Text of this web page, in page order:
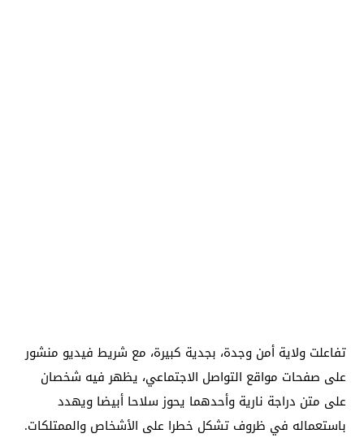
تفاعلت ولاية أمن وجدة، بجدية كبيرة، مع شريط فيديو منشور
على صفحات مواقع التواصل الاجتماعي، يظهر فيه شخصان
على متن دراجة نارية وأحدهما يحوز سلاحا أبيضا ويهدد
باستعماله في ظروف تشكل خطرا على الأشخاص والممتلكات.